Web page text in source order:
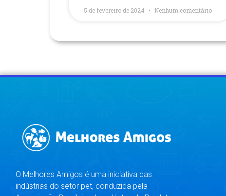
5 de fevereiro de 2024 Nenhum comentário
O Melhores Amigos é uma iniciativa das
indústrias do setor pet, conduzida pela